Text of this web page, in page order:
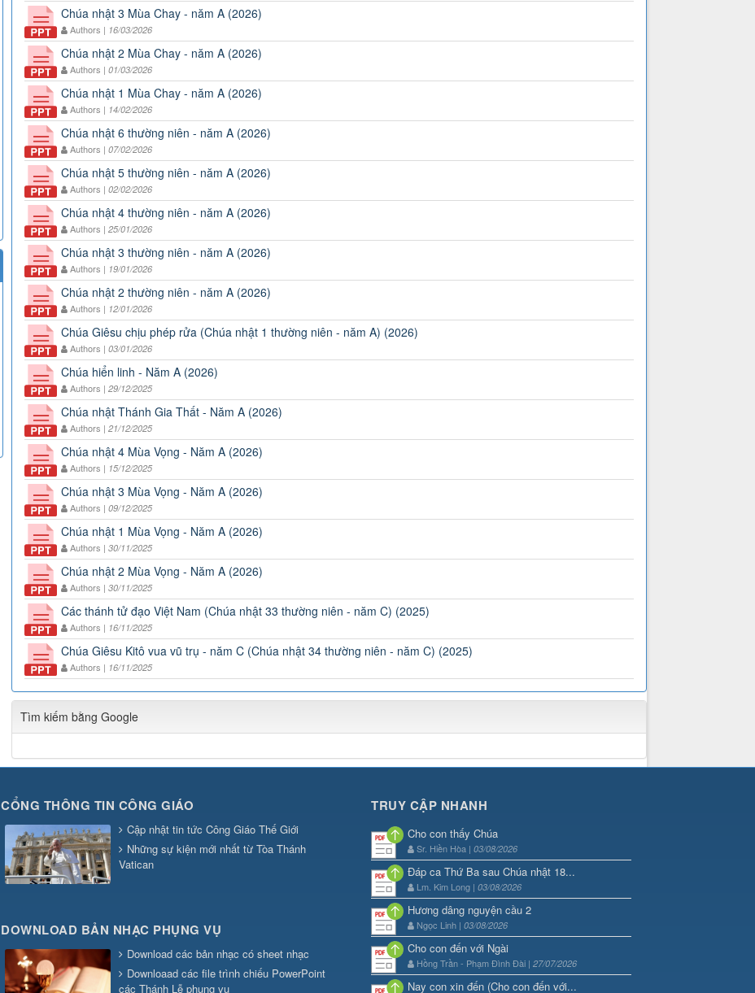
Chúa nhật 3 Mùa Chay - năm A (2026)
Authors | 16/03/2026
Chúa nhật 2 Mùa Chay - năm A (2026)
Authors | 01/03/2026
Chúa nhật 1 Mùa Chay - năm A (2026)
Authors | 14/02/2026
Chúa nhật 6 thường niên - năm A (2026)
Authors | 07/02/2026
Chúa nhật 5 thường niên - năm A (2026)
Authors | 02/02/2026
Chúa nhật 4 thường niên - năm A (2026)
Authors | 25/01/2026
Chúa nhật 3 thường niên - năm A (2026)
Authors | 19/01/2026
Chúa nhật 2 thường niên - năm A (2026)
Authors | 12/01/2026
Chúa Giêsu chịu phép rửa (Chúa nhật 1 thường niên - năm A) (2026)
Authors | 03/01/2026
Chúa hiển linh - Năm A (2026)
Authors | 29/12/2025
Chúa nhật Thánh Gia Thất - Năm A (2026)
Authors | 21/12/2025
Chúa nhật 4 Mùa Vọng - Năm A (2026)
Authors | 15/12/2025
Chúa nhật 3 Mùa Vọng - Năm A (2026)
Authors | 09/12/2025
Chúa nhật 1 Mùa Vọng - Năm A (2026)
Authors | 30/11/2025
Chúa nhật 2 Mùa Vọng - Năm A (2026)
Authors | 30/11/2025
Các thánh tử đạo Việt Nam (Chúa nhật 33 thường niên - năm C) (2025)
Authors | 16/11/2025
Chúa Giêsu Kitô vua vũ trụ - năm C (Chúa nhật 34 thường niên - năm C) (2025)
Authors | 16/11/2025
Tìm kiếm bằng Google
CỔNG THÔNG TIN CÔNG GIÁO
Cập nhật tin tức Công Giáo Thế Giới
Những sự kiện mới nhất từ Tòa Thánh
Vatican
DOWNLOAD BẢN NHẠC PHỤNG VỤ
Download các bản nhạc có sheet nhạc
Downloaad các file trình chiếu PowerPoint
các Thánh Lễ phụng vụ
TRUY CẬP NHANH
Cho con thấy Chúa
Sr. Hiền Hòa | 03/08/2026
Đáp ca Thứ Ba sau Chúa nhật 18...
Lm. Kim Long | 03/08/2026
Hương dâng nguyện cầu 2
Ngọc Linh | 03/08/2026
Cho con đến với Ngài
Hồng Trần - Phạm Đình Đài | 27/07/2026
Nay con xin đến (Cho con đến với...